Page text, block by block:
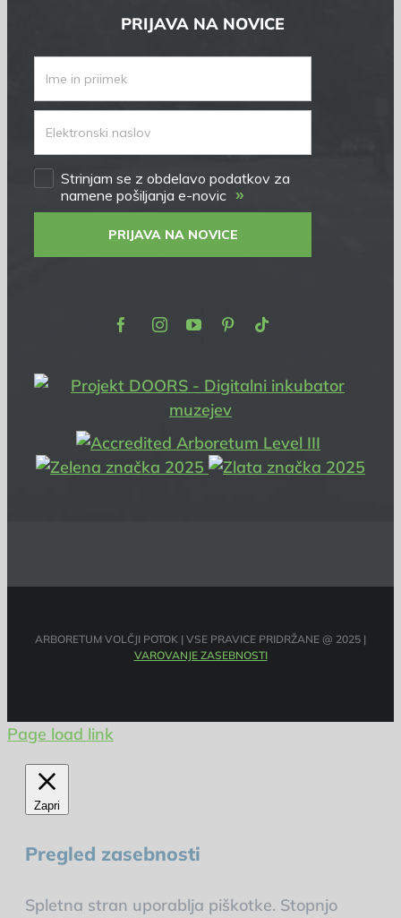
PRIJAVA NA NOVICE
Strinjam se z obdelavo podatkov za
namene pošiljanja e-novic »
PRIJAVA NA NOVICE
FacebookInstagram
YoutubePinterest
ARBORETUM VOLČJI POTOK | VSE PRAVICE PRIDRŽANE @ 2025 |
VAROVANJE ZASEBNOSTI
Page load link
Zapri
Pregled zasebnosti
Spletna stran uporablja piškotke. Stopnjo